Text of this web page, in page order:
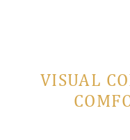
VISUAL